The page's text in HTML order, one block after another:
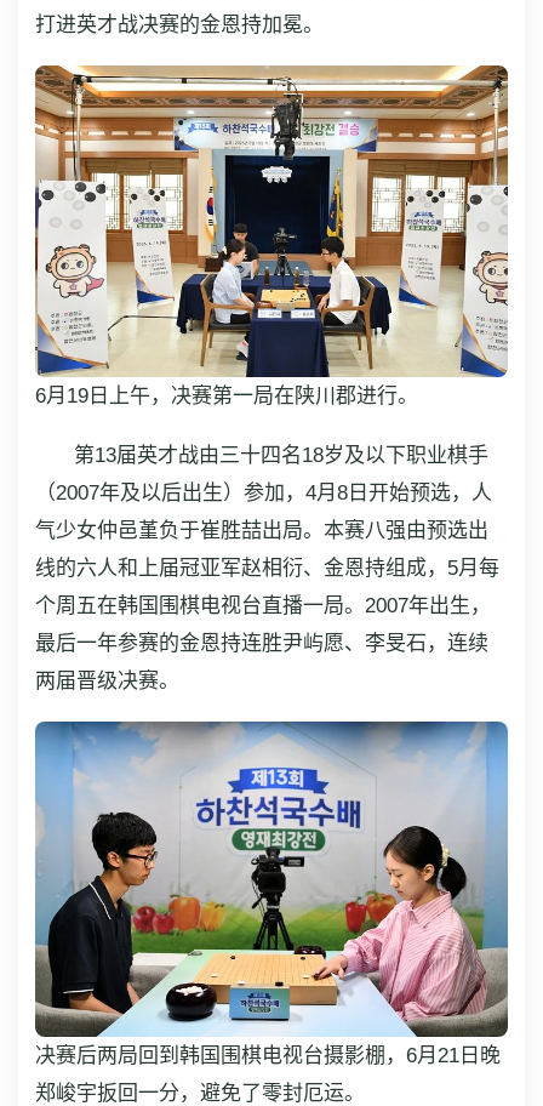
打进英才战决赛的金恩持加冕。
6月19日上午，决赛第一局在陕川郡进行。
第13届英才战由三十四名18岁及以下职业棋手
（2007年及以后出生）参加，4月8日开始预选，人
气少女仲邑堇负于崔胜喆出局。本赛八强由预选出
线的六人和上届冠亚军赵相衍、金恩持组成，5月每
个周五在韩国围棋电视台直播一局。2007年出生，
最后一年参赛的金恩持连胜尹屿愿、李旻石，连续
两届晋级决赛。
决赛后两局回到韩国围棋电视台摄影棚，6月21日晚
郑峻宇扳回一分，避免了零封厄运。